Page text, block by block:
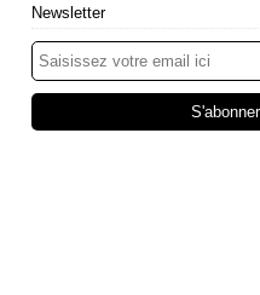
Newsletter